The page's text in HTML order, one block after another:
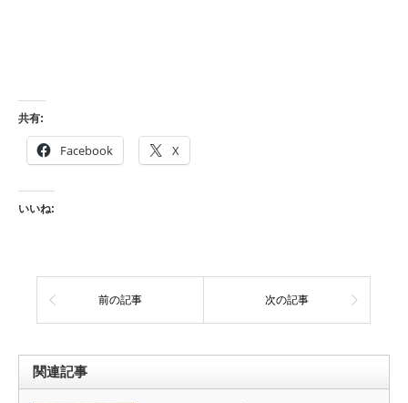
共有:
Facebook X
いいね:
前の記事 次の記事
関連記事